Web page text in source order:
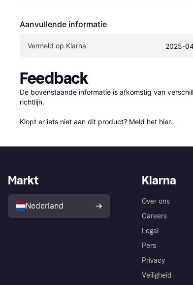
Aanvullende informatie
Vermeld op Klarna 2025-
Feedback
De bovenstaande informatie is afkomstig van
richtlijn.
Klopt er iets niet aan dit product? Meld het hier..
Klarna
Over ons
Careers
Legal
Pers
Privacy
Veiligheid
Markt
Nederland